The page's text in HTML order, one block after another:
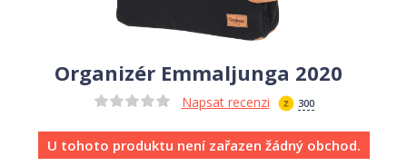
Organizér Emmaljunga 2020
Napsat recenzi 300
U tohoto produktu není zařazen žádný obchod.